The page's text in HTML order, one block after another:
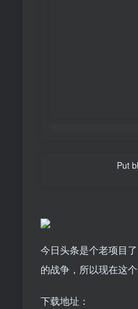
Put
今日头条是个老项目
的战争，所以现在这个
下载地址：